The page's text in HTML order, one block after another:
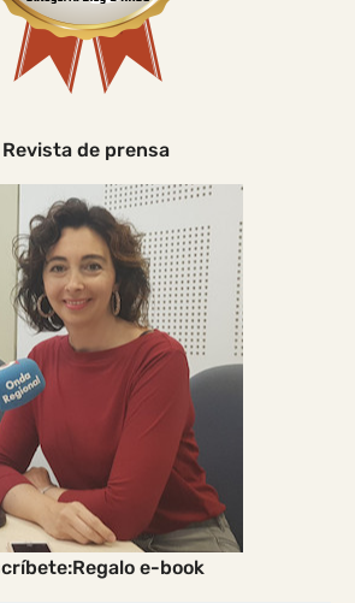
Revista de prensa
e-book